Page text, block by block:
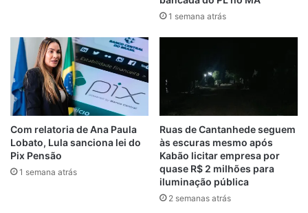
veículos simplesmente não estariam
circulando ou sequer existiriam na prática.
Um dos exemplos citados é o caminhão baú
que deveria ser utilizado no transporte de
carnes do Matadouro Municipal para
açougues e frigoríficos da cidade, mas
ninguém nunca viu.
Apesar da justificativa contratual mencionar
exigências da Vigilância Sanitária para
garantir transporte adequado da carne
destinada ao consumo humano, moradores
1 semana atrás
Com relatoria de Ana Paula
Lobato, Lula sanciona lei do
Pix Pensão
1 semana atrás
Ruas de Cantanhede seguem
às escuras mesmo após
Kabão licitar empresa por
quase R$ 2 milhões para
iluminação pública
2 semanas atrás